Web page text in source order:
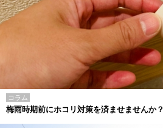
コラム
梅雨時期前にホコリ対策を済ませませんか？